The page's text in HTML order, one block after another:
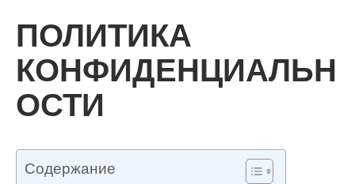
ПОЛИТИКА
КОНФИДЕНЦИАЛЬН
ОСТИ
Содержание